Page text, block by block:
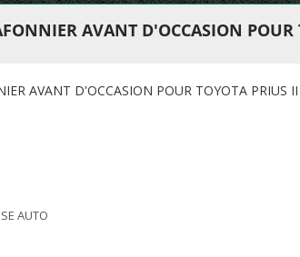
AVANT D'OCCASION POUR
AVANT D'OCCASION POUR TOYOTA PRIUS II
AUTO